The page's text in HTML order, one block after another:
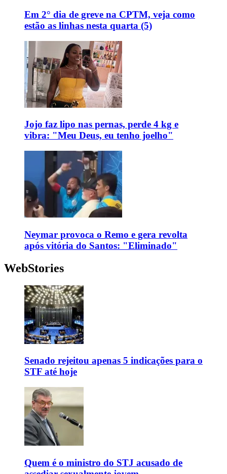
Em 2° dia de greve na CPTM, veja como
estão as linhas nesta quarta (5)
Jojo faz lipo nas pernas, perde 4 kg e
vibra: "Meu Deus, eu tenho joelho"
Neymar provoca o Remo e gera revolta
após vitória do Santos: "Eliminado"
WebStories
Senado rejeitou apenas 5 indicações para o
STF até hoje
Quem é o ministro do STJ acusado de